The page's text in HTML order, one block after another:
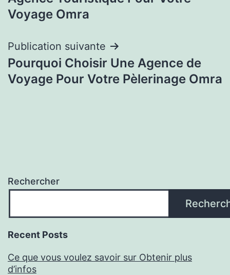
l’article
Voyage Omra
Publication suivante
Pourquoi Choisir Une Agence de
Voyage Pour Votre Pèlerinage Omra
Rechercher
Recent Posts
Ce que vous voulez savoir sur Obtenir plus
d’infos